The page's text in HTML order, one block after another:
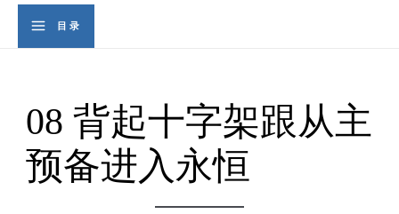
Main
目录
08 背起十字架跟从主
预备进入永恒